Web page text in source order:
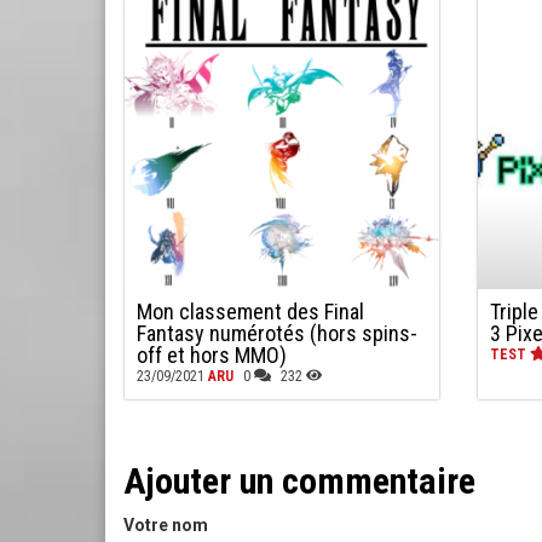
Mon classement des Final
Fantasy numérotés (hors spins-
off et hors MMO)
23/09/2021 ARU 0 232
3
TEST
Ajouter un commentaire
Votre nom